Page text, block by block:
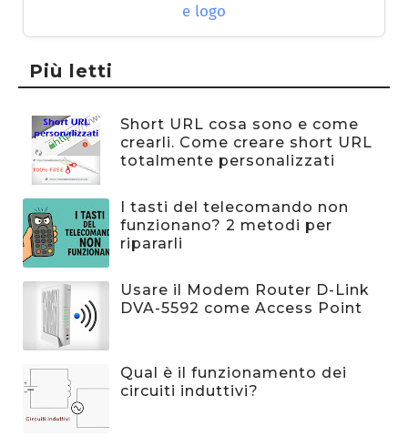
Più letti
Short URL cosa sono e come
crearli. Come creare short URL
totalmente personalizzati
I tasti del telecomando non
funzionano? 2 metodi per
ripararli
Usare il Modem Router D-Link
DVA-5592 come Access Point
Qual è il funzionamento dei
circuiti induttivi?